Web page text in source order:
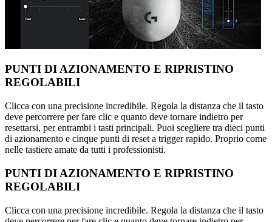
PUNTI DI AZIONAMENTO E RIPRISTINO
REGOLABILI
Clicca con una precisione incredibile. Regola la distanza che il tasto
deve percorrere per fare clic e quanto deve tornare indietro per
resettarsi, per entrambi i tasti principali. Puoi scegliere tra dieci punti
di azionamento e cinque punti di reset a trigger rapido. Proprio come
nelle tastiere amate da tutti i professionisti.
PUNTI DI AZIONAMENTO E RIPRISTINO
REGOLABILI
Clicca con una precisione incredibile. Regola la distanza che il tasto